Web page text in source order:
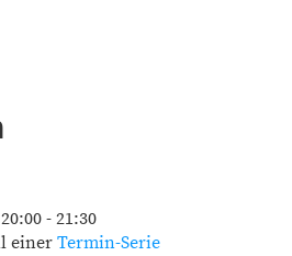
- 21:30
einerTermin-Serie